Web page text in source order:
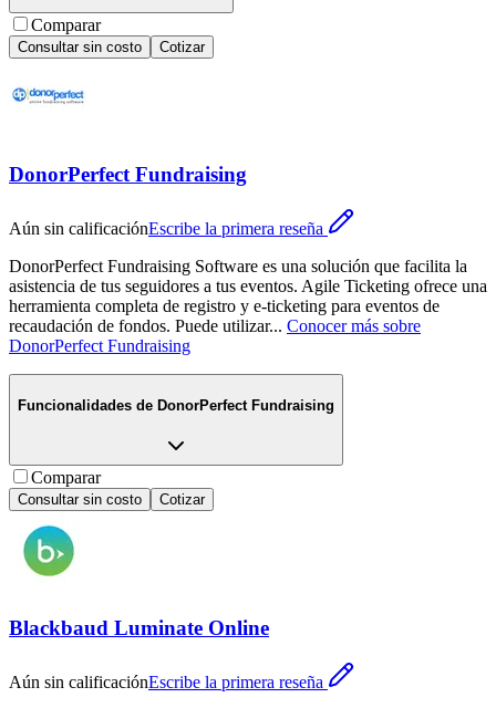
Comparar
Consultar sin costo Cotizar
DonorPerfect Fundraising
Aún sin calificaciónEscribe la primera reseña
DonorPerfect Fundraising Software es una solución que facilita la
asistencia de tus seguidores a tus eventos. Agile Ticketing ofrece una
herramienta completa de registro y e-ticketing para eventos de
recaudación de fondos. Puede utilizar... Conocer más sobre
DonorPerfect Fundraising
Funcionalidades de DonorPerfect Fundraising
Comparar
Consultar sin costo Cotizar
Blackbaud Luminate Online
Aún sin calificaciónEscribe la primera reseña